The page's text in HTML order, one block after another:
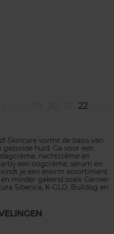
22
Skincare vormt de basis van
huid. Ga voor een
nachtcrème en
een oogcrème, serum en
je een enorm assortiment
minder gekend zoals Garnier
Siberica, K-GLO, Bulldog en